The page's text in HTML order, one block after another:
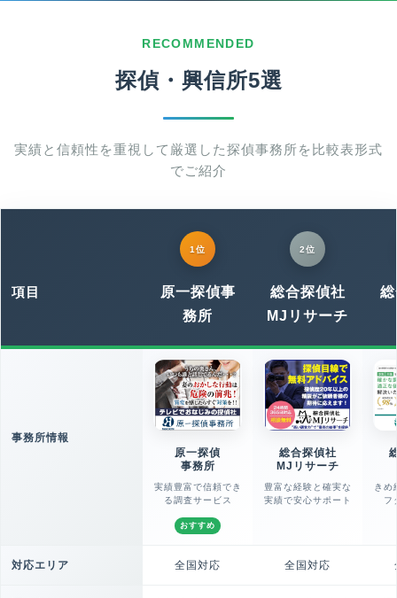
RECOMMENDED
探偵・興信所5選
実績と信頼性を重視して厳選した探偵事務所を比較表形式
でご紹介
項目
1位
原一探偵事
務所
2位
総合探偵社
MJリサーチ
事務所情報
原一探偵
事務所
実績豊富で信頼でき
る調査サービス
おすすめ
総合探偵社
MJリサーチ
豊富な経験と確実な
実績で安心サポート
きめ
フ
対応エリア 全国対応 全国対応